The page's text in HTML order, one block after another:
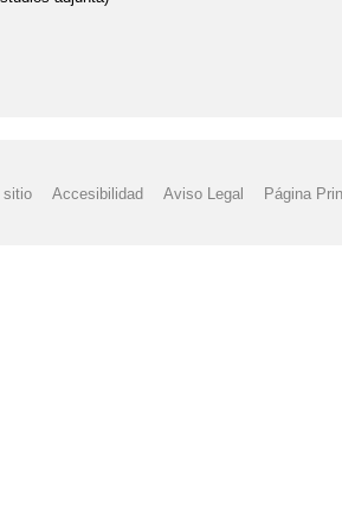
sitio Accesibilidad Aviso Legal Página